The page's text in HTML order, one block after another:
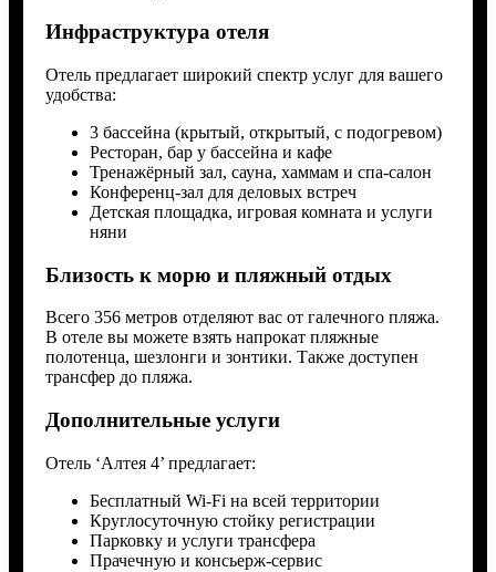
Инфраструктура отеля
Отель предлагает широкий спектр услуг для вашего
удобства:
3 бассейна (крытый, открытый, с подогревом)
Ресторан, бар у бассейна и кафе
Тренажёрный зал, сауна, хаммам и спа-салон
Конференц-зал для деловых встреч
Детская площадка, игровая комната и услуги
няни
Близость к морю и пляжный отдых
Всего 356 метров отделяют вас от галечного пляжа.
В отеле вы можете взять напрокат пляжные
полотенца, шезлонги и зонтики. Также доступен
трансфер до пляжа.
Дополнительные услуги
Отель ‘Алтея 4’ предлагает:
Бесплатный Wi-Fi на всей территории
Круглосуточную стойку регистрации
Парковку и услуги трансфера
Прачечную и консьерж-сервис